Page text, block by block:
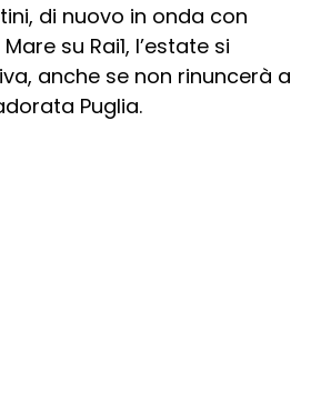
di nuovo in onda con
su Rai1, l’estate si
anche se non rinuncerà a
Puglia.